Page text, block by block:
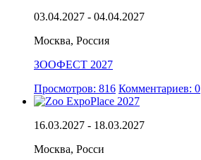
03.04.2027 - 04.04.2027
Москва, Россия
ЗООФЕСТ 2027
Просмотров: 816 Комментариев: 0
16.03.2027 - 18.03.2027
Москва, Росси